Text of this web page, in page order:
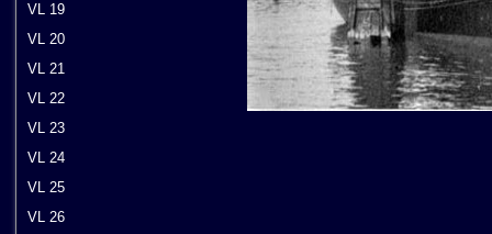
VL 19
VL 20
VL 21
VL 22
VL 23
VL 24
VL 25
VL 26